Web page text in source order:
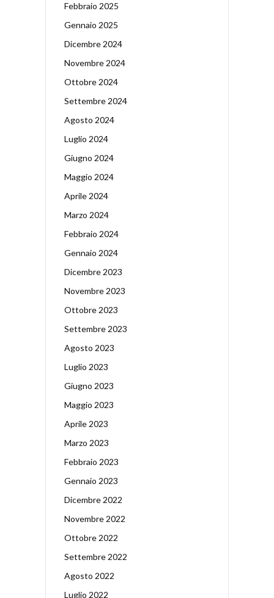
Febbraio 2025
Gennaio 2025
Dicembre 2024
Novembre 2024
Ottobre 2024
Settembre 2024
Agosto 2024
Luglio 2024
Giugno 2024
Maggio 2024
Aprile 2024
Marzo 2024
Febbraio 2024
Gennaio 2024
Dicembre 2023
Novembre 2023
Ottobre 2023
Settembre 2023
Agosto 2023
Luglio 2023
Giugno 2023
Maggio 2023
Aprile 2023
Marzo 2023
Febbraio 2023
Gennaio 2023
Dicembre 2022
Novembre 2022
Ottobre 2022
Settembre 2022
Agosto 2022
Luglio 2022